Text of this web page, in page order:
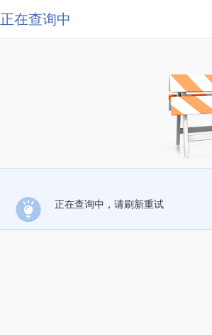
正在查询中
正在查询中，请刷新重试